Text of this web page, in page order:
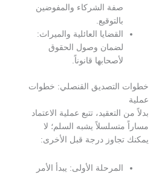
الشركاء والمفوضين
العائلية والميراث:
وصول الحقوق
قانوناً.
القنصلي: خطوات
تتبع عملية الاعتماد
يشبه السلم؛ لا
درجة قبل الأخرى:
الأولى: يبدأ الأمر